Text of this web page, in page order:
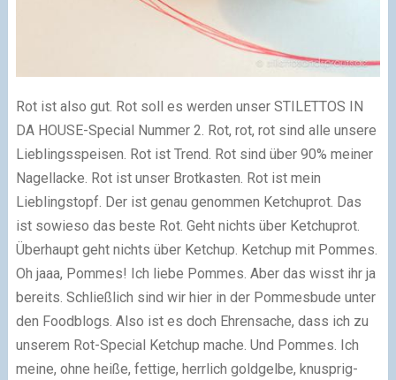
Rot ist also gut. Rot soll es werden unser STILETTOS IN
DA HOUSE-Special Nummer 2. Rot, rot, rot sind alle unsere
Lieblingsspeisen. Rot ist Trend. Rot sind über 90% meiner
Nagellacke. Rot ist unser Brotkasten. Rot ist mein
Lieblingstopf. Der ist genau genommen Ketchuprot. Das
ist sowieso das beste Rot. Geht nichts über Ketchuprot.
Überhaupt geht nichts über Ketchup. Ketchup mit Pommes.
Oh jaaa, Pommes! Ich liebe Pommes. Aber das wisst ihr ja
bereits. Schließlich sind wir hier in der Pommesbude unter
den Foodblogs. Also ist es doch Ehrensache, dass ich zu
unserem Rot-Special Ketchup mache. Und Pommes. Ich
meine, ohne heiße, fettige, herrlich goldgelbe, knusprig-